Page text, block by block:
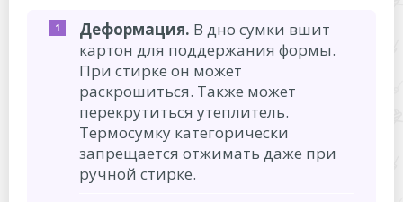
Деформация. В дно сумки вшит
картон для поддержания формы.
При стирке он может
раскрошиться. Также может
перекрутиться утеплитель.
Термосумку категорически
запрещается отжимать даже при
ручной стирке.